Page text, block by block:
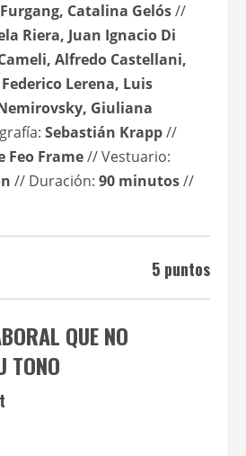
Catalina Gelós//
Riera, Juan Ignacio Di
Alfredo Castellani,
Lerena, Luis
Giuliana
Sebastián Krapp//
Feo Frame// Vestuario:
// Duración: 90 minutos//
5 puntos
QUE NO
TONO